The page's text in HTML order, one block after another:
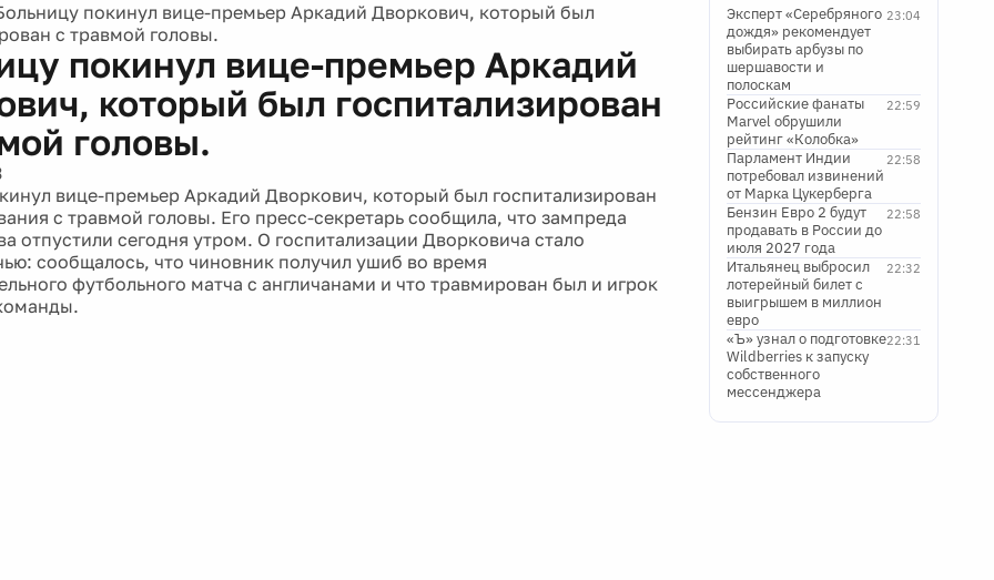
покинул вице-премьер Аркадий Дворкович, который был
с травмой головы.
покинул вице-премьер Аркадий
который был госпитализирован
головы.
вице-премьер Аркадий Дворкович, который был госпитализирован
с травмой головы. Его пресс-секретарь сообщила, что зампреда
отпустили сегодня утром. О госпитализации Дворковича стало
сообщалось, что чиновник получил ушиб во время
футбольного матча с англичанами и что травмирован был и игрок
23:04
Эксперт «Серебряного
дождя» рекомендует
выбирать арбузы по
шершавости и
полоскам
22:59
Российские фанаты
Marvel обрушили
рейтинг «Колобка»
22:58
Парламент Индии
потребовал извинений
от Марка Цукерберга
22:58
Бензин Евро 2 будут
продавать в России до
июля 2027 года
22:32
Итальянец выбросил
лотерейный билет с
выигрышем в миллион
евро
22:31
«Ъ» узнал о подготовке
Wildberries к запуску
собственного
мессенджера